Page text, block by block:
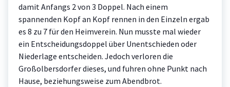
damit Anfangs 2 von 3 Doppel. Nach einem
spannenden Kopf an Kopf rennen in den Einzeln ergab
es 8 zu 7 für den Heimverein. Nun musste mal wieder
ein Entscheidungsdoppel über Unentschieden oder
Niederlage entscheiden. Jedoch verloren die
Großolbersdorfer dieses, und fuhren ohne Punkt nach
Hause, beziehungsweise zum Abendbrot.